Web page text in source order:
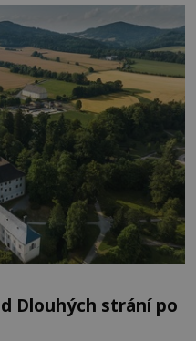
Dlouhých strání po